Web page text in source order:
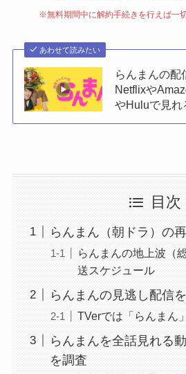
※無料期間中に解約手続きを行えば一
あわせて読みたい
らんまんの配
Netflixや
やHuluで見れ
目次
らんまん（朝ドラ）の
らんまんの地上波（
送スケジュール
らんまんの見逃し配信
TVerでは「らんまん
らんまんを全話見れる
を調査